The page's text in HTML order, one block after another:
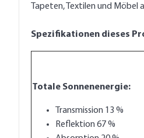
Tapeten, Textilen und Möbel
Spezifikationen dieses
Totale Sonnenenergie:
Transmission 13 %
Reflektion 67 %